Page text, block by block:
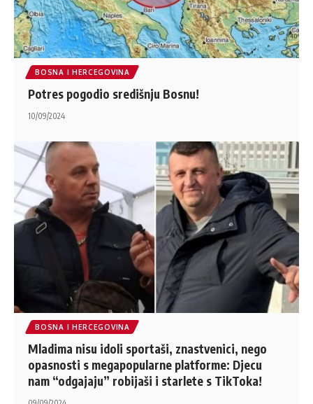
BOSNA I HERCEGOVINA
Potres pogodio središnju Bosnu!
10/09/2024
BOSNA I HERCEGOVINA
Mladima nisu idoli sportaši, znastvenici, nego
opasnosti s megapopularne platforme: Djecu
nam “odgajaju” robijaši i starlete s TikToka!